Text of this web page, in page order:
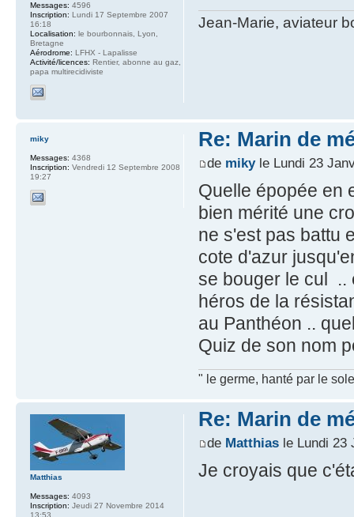
Jean-Marie, aviateur
Messages: 4596
Inscription: Lundi 17 Septembre 2007
16:18
Localisation: le bourbonnais, Lyon,
Bretagne
Aérodrome: LFHX - Lapalisse
Activité/licences: Rentier, abonne au gaz,
papa multirecidiviste
Re: Marin de
de mikyle Lundi 23
Quelle épopée en
bien mérité une
ne s'est pas battu
cote d'azur
se bouger le cul ..
héros de la
au Panthéon ..
Quiz de son nom
" le germe, hanté par le
miky
Messages: 4368
Inscription: Vendredi 12 Septembre 2008
19:27
Re: Marin de
de Matthiasle Lundi 23
Je croyais que
Matthias
Messages: 4093
Inscription: Jeudi 27 Novembre 2014
13:53